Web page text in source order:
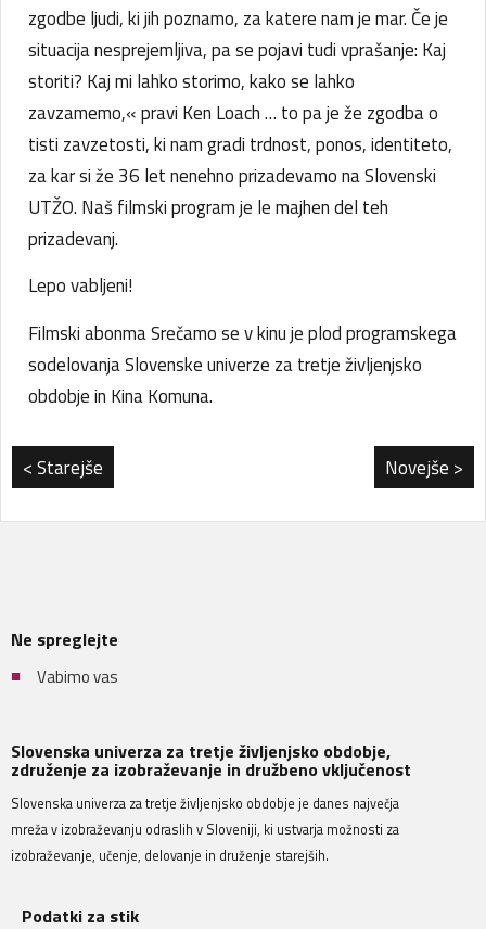
zgodbe ljudi, ki jih poznamo, za katere nam je mar. Če je
situacija nesprejemljiva, pa se pojavi tudi vprašanje: Kaj
storiti? Kaj mi lahko storimo, kako se lahko
zavzamemo,« pravi Ken Loach … to pa je že zgodba o
tisti zavzetosti, ki nam gradi trdnost, ponos, identiteto,
za kar si že 36 let nenehno prizadevamo na Slovenski
UTŽO. Naš filmski program je le majhen del teh
prizadevanj.
Lepo vabljeni!
Filmski abonma Srečamo se v kinu je plod programskega
sodelovanja Slovenske univerze za tretje življenjsko
obdobje in Kina Komuna.
< Starejše Novejše >
Ne spreglejte
Vabimo vas
Slovenska univerza za tretje življenjsko obdobje,
združenje za izobraževanje in družbeno vključenost
Slovenska univerza za tretje življenjsko obdobje je danes največja
mreža v izobraževanju odraslih v Sloveniji, ki ustvarja možnosti za
izobraževanje, učenje, delovanje in druženje starejših.
Podatki za stik